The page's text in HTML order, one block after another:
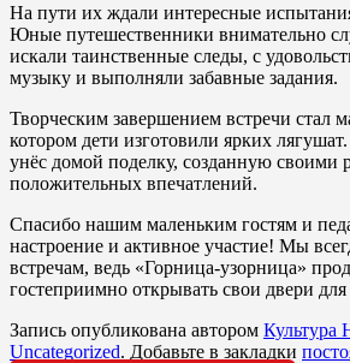
На пути их ждали интересные
Юные путешественники внимательно
искали таинственные следы, с
музыку и выполняли забавные задания.
Творческим завершением встречи стал
котором дети изготовили ярких
унёс домой поделку, созданную своими
положительных впечатлений.
Спасибо нашим маленьким гостям и
настроение и активное участие! Мы
встречам, ведь «Горница-узорница»
гостеприимно открывать свои двери для
Запись опубликована автором Культура
Uncategorized. Добавьте в закладки